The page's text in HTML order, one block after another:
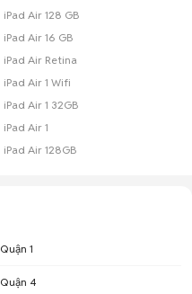
iPad Air 128 GB
iPad Air 16 GB
iPad Air Retina
iPad Air 1 Wifi
iPad Air 1 32GB
iPad Air 1
iPad Air 128GB
Quận 1
Quận 4